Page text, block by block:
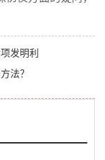
发明利
法？